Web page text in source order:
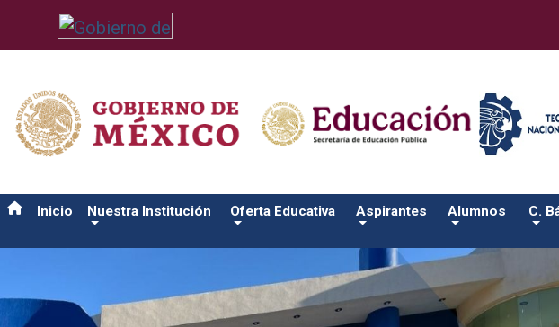
/usr/bin/ruby /www/wwwroot/sjuanrio.tecnm.mx/api/article.rb alumnos/titulacionSalida
Inicio Nuestra Institución Oferta Educativa Aspirantes Alumnos C.